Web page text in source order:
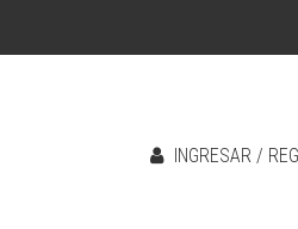
INGRESAR /